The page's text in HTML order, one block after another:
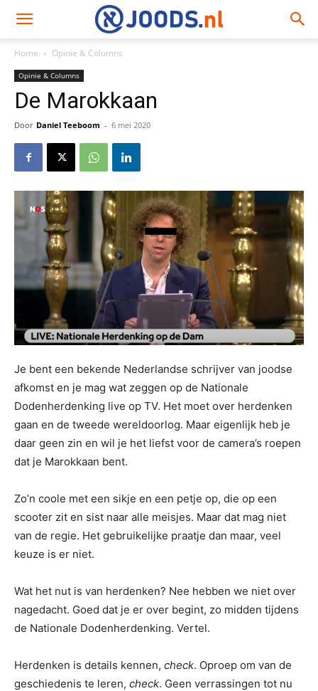
Home Opinie & Columns
Opinie & Columns
De Marokkaan
Door Daniel Teeboom - 6 mei 2020
Je bent een bekende Nederlandse schrijver van joodse
afkomst en je mag wat zeggen op de Nationale
Dodenherdenking live op TV. Het moet over herdenken
gaan en de tweede wereldoorlog. Maar eigenlijk heb je
daar geen zin en wil je het liefst voor de camera’s roepen
dat je Marokkaan bent.
Zo’n coole met een sikje en een petje op, die op een
scooter zit en sist naar alle meisjes. Maar dat mag niet
van de regie. Het gebruikelijke praatje dan maar, veel
keuze is er niet.
Wat het nut is van herdenken? Nee hebben we niet over
nagedacht. Goed dat je er over begint, zo midden tijdens
de Nationale Dodenherdenking. Vertel.
Herdenken is details kennen, check. Oproep om van de
geschiedenis te leren, check. Geen verrassingen tot nu